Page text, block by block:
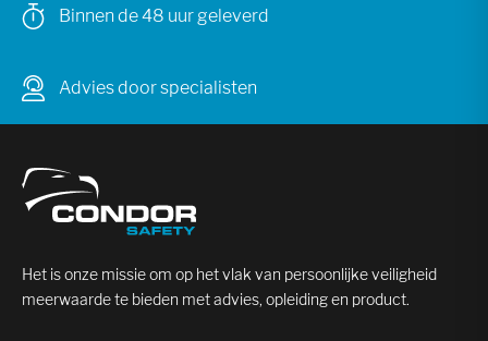
Binnen de 48 uur geleverd
Advies door specialisten
Het is onze missie om op het vlak van persoonlijke veiligheid
meerwaarde te bieden met advies, opleiding en product.